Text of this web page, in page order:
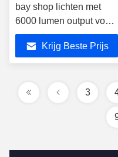
bay shop lichten met
6000 lumen output voor
industriële werkplaatsen
en commerciële opslag,
duurzaam en IP65
Krijg Beste Prijs
3